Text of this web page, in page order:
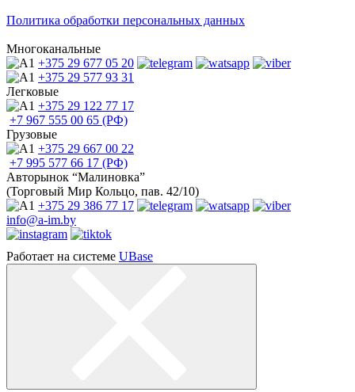
Политика обработки персональных данных
Многоканальные
+375 29 677 05 20
+375 29 577 93 31
Легковые
+375 29 122 77 17
+7 967 555 00 65 (РФ)
Грузовые
+375 29 667 00 22
+7 995 577 66 17 (РФ)
Авторынок “Малиновка”
(Торговый Мир Кольцо, пав. 42/10)
+375 29 386 77 17
info@a-im.by
Работает на системе UBase